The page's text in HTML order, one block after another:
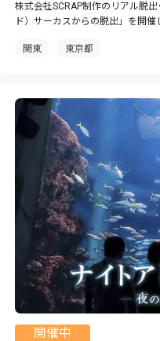
株式会社SCRAP制作のリアル脱
ド）サーカスからの脱出」を開催
関東 東京都
開催中